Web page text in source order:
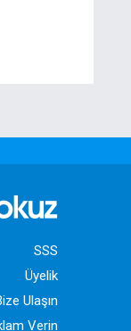
SSS
Üyelik
Ulaşın
Verin